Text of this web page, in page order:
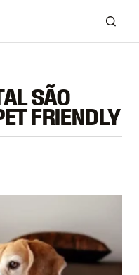
SÃO
FRIENDLY